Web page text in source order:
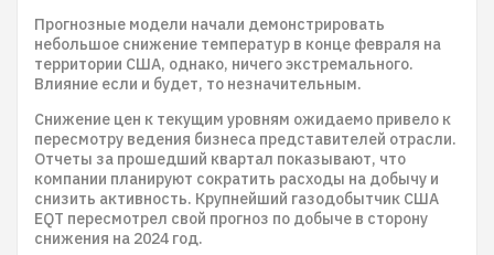
Прогнозные модели начали демонстрировать
небольшое снижение температур в конце февраля на
территории США, однако, ничего экстремального.
Влияние если и будет, то незначительным.
Снижение цен к текущим уровням ожидаемо привело к
пересмотру ведения бизнеса представителей отрасли.
Отчеты за прошедший квартал показывают, что
компании планируют сократить расходы на добычу и
снизить активность. Крупнейший газодобытчик США
EQT пересмотрел свой прогноз по добыче в сторону
снижения на 2024 год.